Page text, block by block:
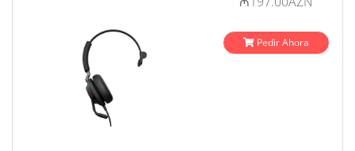
Pedir Ahora